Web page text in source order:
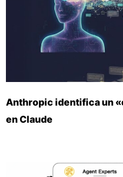
Anthropic identifica un
en Claude